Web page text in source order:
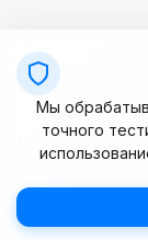
© 2025–2026
Мы
точного